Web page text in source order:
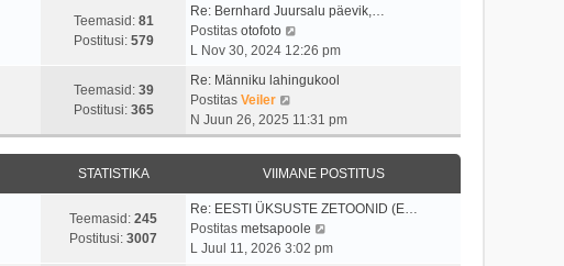
t
s
t
i
t
u
s
t
s
t
p
o
t
i
t
u
s
t
i
i
m
s
t
p
s
i
t
u
t
a
v
i
i
m
a
s
t
p
o
s
t
Teemasid: 81
Postitusi: 579
Re: Bernhard Juursalu päevik,…
Postitas otofoto
a
t
v
i
a
s
t
L Nov 30, 2024 12:26 pm
Teemasid: 39
Postitusi: 365
Re: Männiku lahingukool
Postitas Veiler
a
a
t
a
v
i
i
m
N Juun 26, 2025 11:31 pm
STATISTIKA VIIMANE POSTITUS
Teemasid: 245
Postitusi: 3007
Re: EESTI ÜKSUSTE ZETOONID (E…
Postitas metsapoole
a
L Juul 11, 2026 3:02 pm